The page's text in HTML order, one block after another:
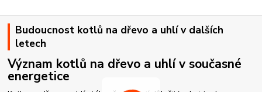
Budoucnost kotlů na dřevo a uhlí v dalších
letech
Význam kotlů na dřevo a uhlí v současné
energetice